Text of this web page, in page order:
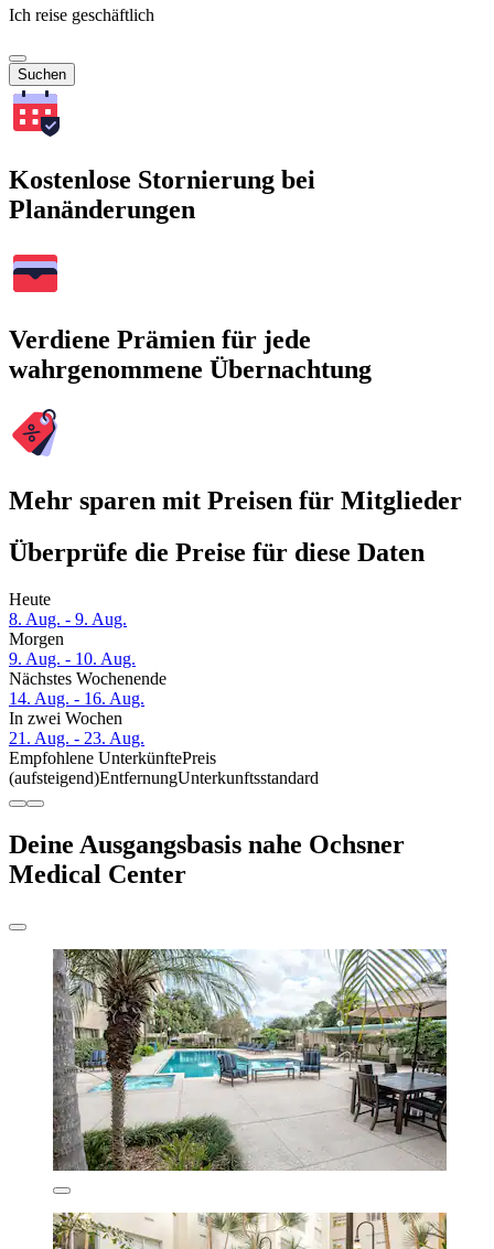
Ich reise geschäftlich
Suchen
Kostenlose Stornierung bei
Planänderungen
Verdiene Prämien für jede
wahrgenommene Übernachtung
Mehr sparen mit Preisen für Mitglieder
Überprüfe die Preise für diese Daten
Heute
8. Aug. - 9. Aug.
Morgen
9. Aug. - 10. Aug.
Nächstes Wochenende
14. Aug. - 16. Aug.
In zwei Wochen
21. Aug. - 23. Aug.
Empfohlene UnterkünftePreis
(aufsteigend)EntfernungUnterkunftsstandard
Deine Ausgangsbasis nahe Ochsner
Medical Center